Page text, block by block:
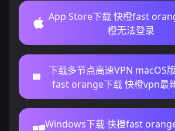
App Store下载 快橙fast
橙无法登录
下载多节点高速VPN macOS
fast orange下载 快橙vpn最
Windows下载 快橙fast